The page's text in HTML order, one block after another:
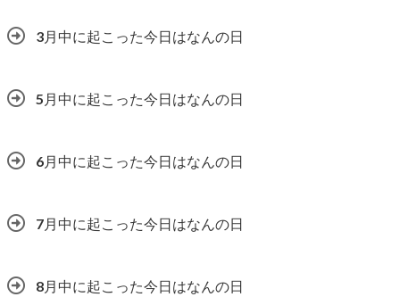
3月中に起こった今日はなんの日
5月中に起こった今日はなんの日
6月中に起こった今日はなんの日
7月中に起こった今日はなんの日
8月中に起こった今日はなんの日